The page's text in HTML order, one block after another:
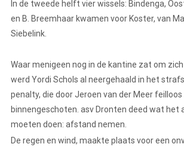
In de tweede helft vier wissels: Bindenga,
en B. Breemhaar kwamen voor Koster, van
Siebelink.
Waar menigeen nog in de kantine zat om
werd Yordi Schols al neergehaald in het
penalty, die door Jeroen van der Meer feilloos
binnengeschoten. asv Dronten deed wat het
moeten doen: afstand nemen.
De regen en wind, maakte plaats voor een